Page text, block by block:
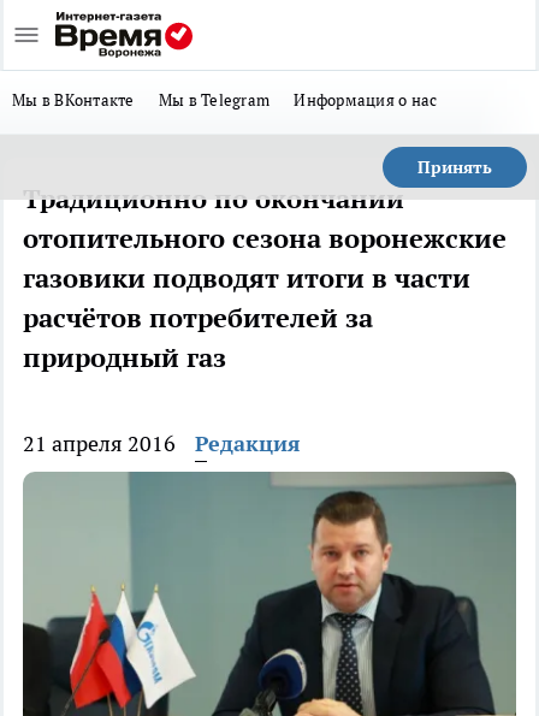
Мы в ВКонтакте Мы в Telegram Информация о нас
Принять
Традиционно по окончании
отопительного сезона воронежские
газовики подводят итоги в части
расчётов потребителей за
природный газ
21 апреля 2016 Редакция